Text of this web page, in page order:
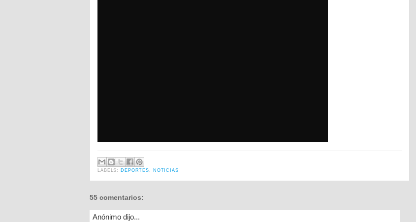
LABELS: DEPORTES NOTICIAS
55 comentarios:
Anónimo dijo...